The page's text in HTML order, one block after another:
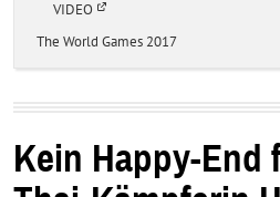
VIDEO
f
n
n
e
The World Games 2017
Kein Happy-End